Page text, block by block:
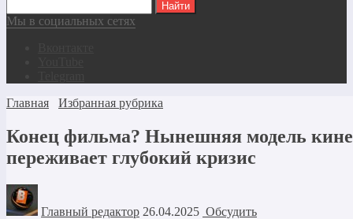
Мы в социальных сетях
Главная
Избранная рубрика
Конец фильма? Нынешняя модель
переживает глубокий кризис
Главный редактор 26.04.2025 Обсудить